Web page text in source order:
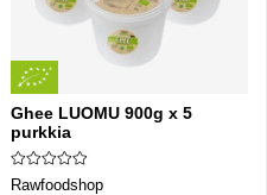
Ghee LUOMU 900g x 5
purkkia
Rawfoodshop